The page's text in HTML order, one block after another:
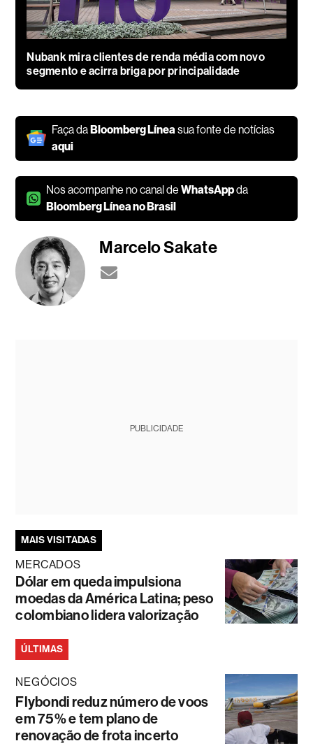
Nubank mira clientes de renda média com novo
segmento e acirra briga por principalidade
Faça daBloomberg Línea sua fonte de notícias
aqui
Nos acompanhe no canal deWhatsAppda
Bloomberg Línea no Brasil
Marcelo Sakate
PUBLICIDADE
MAIS VISITADAS
MERCADOS
Dólar em queda impulsiona
moedas da América Latina; peso
colombiano lidera valorização
ÚLTIMAS
NEGÓCIOS
Flybondi reduz número de voos
em 75% e tem plano de
renovação de frota incerto